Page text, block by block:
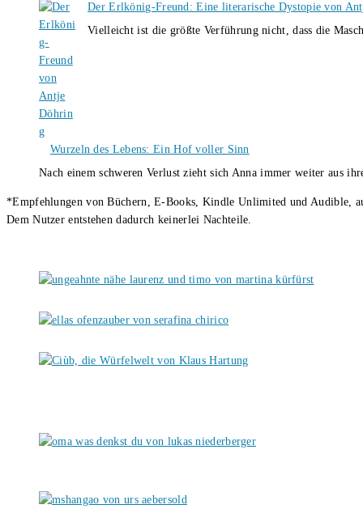
Der Erlkönig-Freund: Eine literarische Dystopie von
Vielleicht ist die größte Verführung nicht, dass die
Wurzeln des Lebens: Ein Hof voller Sinn
Nach einem schweren Verlust zieht sich Anna immer weiter aus
*Empfehlungen von Büchern, E-Books, Kindle Unlimited und Audible,
Dem Nutzer entstehen dadurch keinerlei Nachteile.